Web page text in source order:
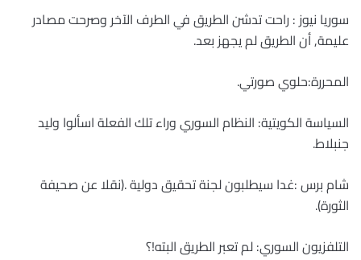
سوريا نيوز : راحت تدشن الطريق في الطرف الآخر وصرحت مصادر
عليمة, أن الطريق لم يجهز بعد.
المحررة:حلوي صورتي.
السياسة الكويتية: النظام السوري وراء تلك الفعلة اسألوا وليد
جنبلاط.
شام برس :غدا سيطلبون لجنة تحقيق دولية .(نقلا عن صحيفة
الثورة).
التلفزيون السوري: لم تعبر الطريق البته!؟